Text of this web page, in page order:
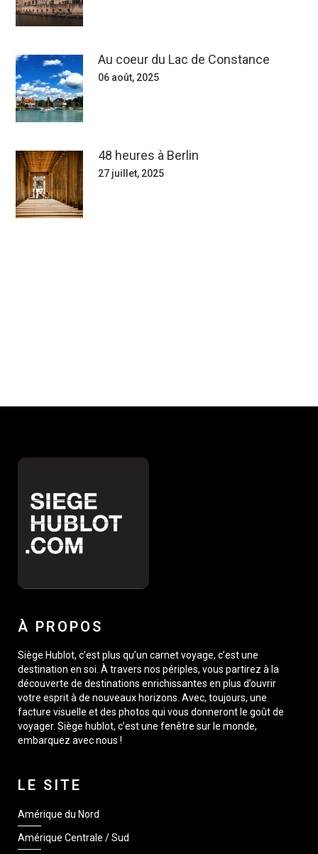
Au coeur du Lac de Constance
06 août, 2025
48 heures à Berlin
27 juillet, 2025
À PROPOS
Siège Hublot, c’est plus qu’un carnet voyage, c’est une
destination en soi. À travers nos périples, vous partirez à la
découverte de destinations enrichissantes en plus d’ouvrir
votre esprit à de nouveaux horizons. Avec, toujours, une
facture visuelle et des photos qui vous donneront le goût de
voyager. Siège hublot, c’est une fenêtre sur le monde,
embarquez avec nous !
LE SITE
Amérique du Nord
Amérique Centrale / Sud